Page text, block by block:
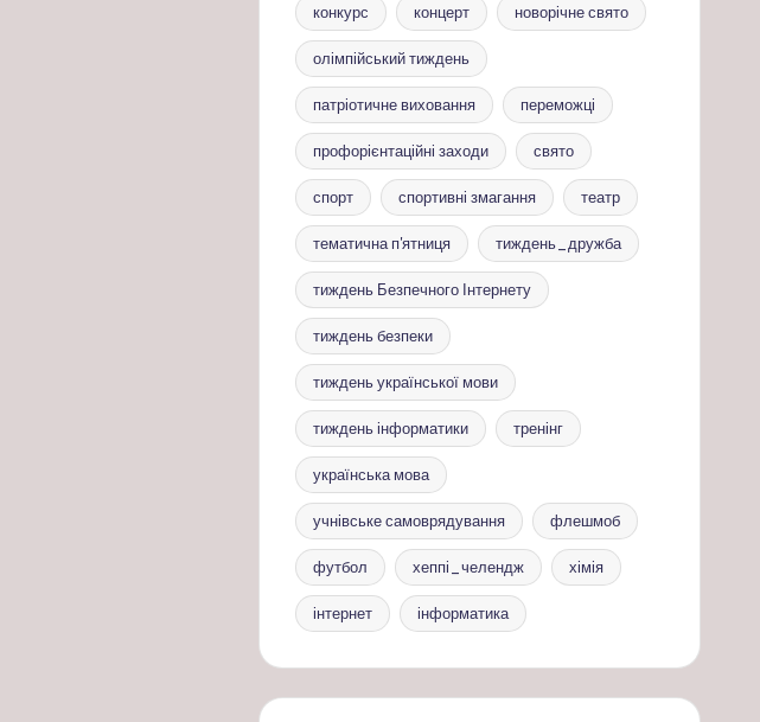
конкурс концерт новорічне свято
олімпійський тиждень
патріотичне виховання переможці
профорієнтаційні заходи свято
спорт спортивні змагання театр
тематична п'ятниця тиждень_дружба
тиждень Безпечного Інтернету
тиждень безпеки
тиждень української мови
тиждень інформатики тренінг
українська мова
учнівське самоврядування флешмоб
футбол хеппі_челендж хімія
інтернет інформатика